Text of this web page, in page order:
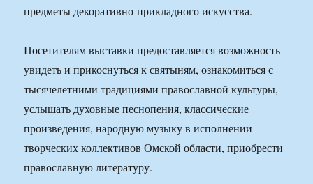
предметы декоративно-прикладного искусства.
Посетителям выставки предоставляется возможность
увидеть и прикоснуться к святыням, ознакомиться с
тысячелетними традициями православной культуры,
услышать духовные песнопения, классические
произведения, народную музыку в исполнении
творческих коллективов Омской области, приобрести
православную литературу.